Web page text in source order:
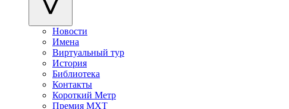
Новости
Имена
Виртуальный тур
История
Библиотека
Контакты
Короткий Метр
Премия МХТ